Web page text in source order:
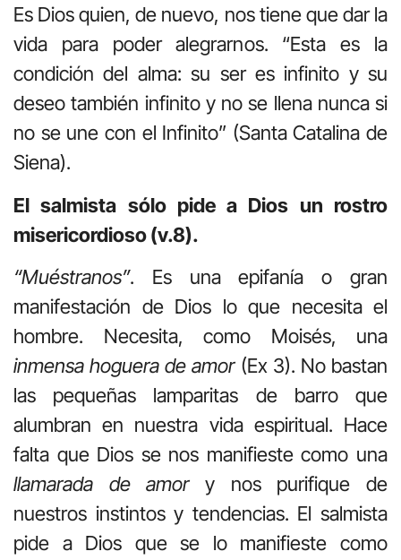
Es Dios quien, de nuevo, nos tiene que dar la
vida para poder alegrarnos. “Esta es la
condición del alma: su ser es infinito y su
deseo también infinito y no se llena nunca si
no se une con el Infinito” (Santa Catalina de
Siena).
El salmista sólo pide a Dios un rostro
misericordioso (v.8).
“Muéstranos”. Es una epifanía o gran
manifestación de Dios lo que necesita el
hombre. Necesita, como Moisés, una
inmensa hoguera de amor (Ex 3). No bastan
las pequeñas lamparitas de barro que
alumbran en nuestra vida espiritual. Hace
falta que Dios se nos manifieste como una
llamarada de amor y nos purifique de
nuestros instintos y tendencias. El salmista
pide a Dios que se lo manifieste como